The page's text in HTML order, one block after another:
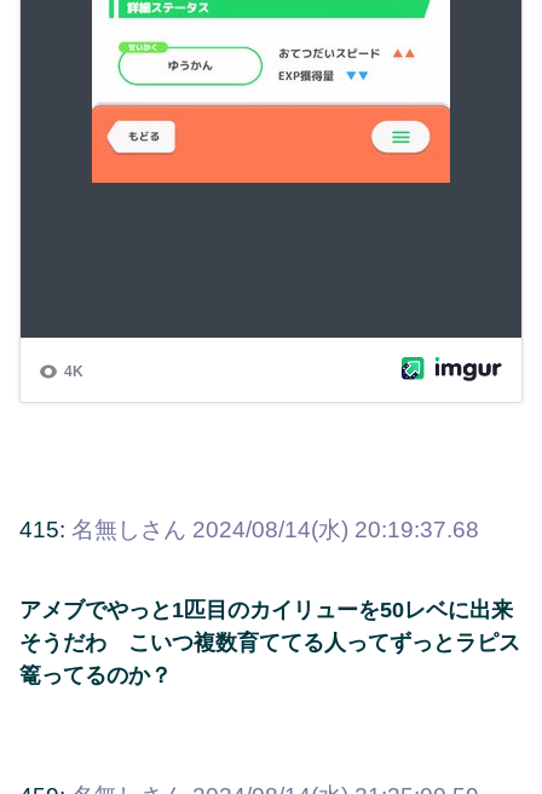
415: 名無しさん 2024/08/14(水) 20:19:37.68
アメブでやっと1匹目のカイリューを50レベに出来
そうだわ こいつ複数育ててる人ってずっとラピス
篭ってるのか？